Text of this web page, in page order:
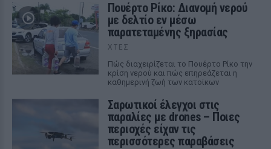
Πουέρτο Ρίκο: Διανομή νερού
με δελτίο εν μέσω
παρατεταμένης ξηρασίας
ΧΤΕΣ
Πώς διαχειρίζεται το Πουέρτο Ρίκο την
κρίση νερού και πώς επηρεάζεται η
καθημερινή ζωή των κατοίκων
Σαρωτικοί έλεγχοι στις
παραλίες με drones – Ποιες
περιοχές είχαν τις
περισσότερες παραβάσεις